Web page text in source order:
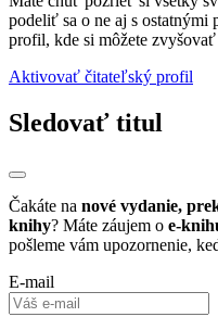
podeliť sa o ne aj s
profil, kde si môžete
Aktivovať čitateľský profil
Sledovať titul
Čakáte na nové vydanie,
knihy? Máte záujem o e-
pošleme vám upozornenie,
E-mail